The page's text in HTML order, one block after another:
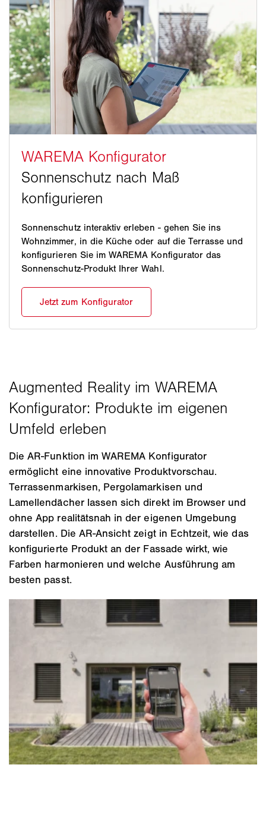
Sonnenschutz interaktiv erleben - gehen Sie ins
Wohnzimmer, in die Küche oder auf die Terrasse und
konfigurieren Sie im WAREMA Konfigurator das
Sonnenschutz-Produkt Ihrer Wahl.
Die AR‑Funktion im WAREMA Konfigurator
ermöglicht eine innovative Produktvorschau.
Terrassenmarkisen, Pergolamarkisen und
Lamellendächer lassen sich direkt im Browser und
ohne App realitätsnah in der eigenen Umgebung
darstellen. Die AR‑Ansicht zeigt in Echtzeit, wie das
konfigurierte Produkt an der Fassade wirkt, wie
Farben harmonieren und welche Ausführung am
besten passt.